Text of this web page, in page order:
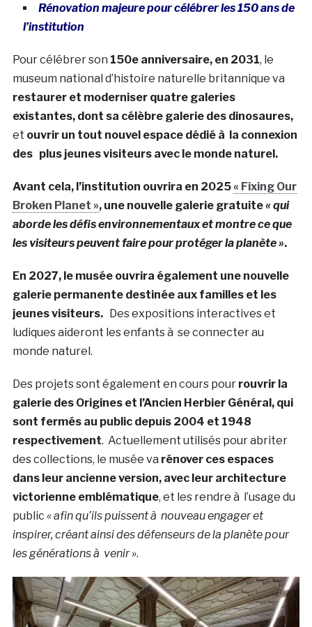
Rénovation majeure pour célébrer les 150 ans de
l’institution
Pour célébrer son 150e anniversaire, en 2031, le
museum national d’histoire naturelle britannique va
restaurer et moderniser quatre galeries
existantes, dont sa célèbre galerie des dinosaures,
et ouvrir un tout nouvel espace dédié à la connexion
des plus jeunes visiteurs avec le monde naturel.
Avant cela, l’institution ouvrira en 2025« Fixing Our
Broken Planet », une nouvelle galerie gratuite« qui
aborde les défis environnementaux et montre ce que
les visiteurs peuvent faire pour protéger la planète ».
En 2027, le musée ouvrira également une nouvelle
galerie permanente destinée aux familles et les
jeunes visiteurs.Des expositions interactives et
ludiques aideront les enfants à se connecter au
monde naturel.
Des projets sont également en cours pour rouvrir la
galerie des Origines et l’Ancien Herbier Général, qui
sont fermés au public depuis 2004 et 1948
respectivement. Actuellement utilisés pour abriter
des collections, le musée va rénover ces espaces
dans leur ancienne version, avec leur architecture
victorienne emblématique, et les rendre à l’usage du
public « afin qu’ils puissent à nouveau engager et
inspirer, créant ainsi des défenseurs de la planète pour
les générations à venir ».